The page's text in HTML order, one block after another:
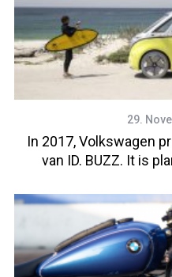
29.
In 2017, Volkswagen
van ID. BUZZ. It is